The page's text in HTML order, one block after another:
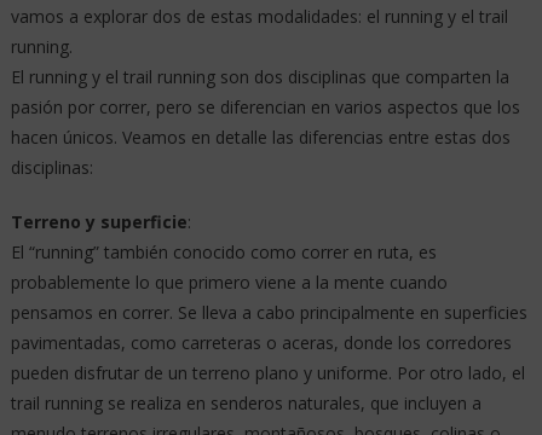
vamos a explorar dos de estas modalidades: el running y el trail
running.
El running y el trail running son dos disciplinas que comparten la
pasión por correr, pero se diferencian en varios aspectos que los
hacen únicos. Veamos en detalle las diferencias entre estas dos
disciplinas:
Terreno y superficie:
El “running” también conocido como correr en ruta, es
probablemente lo que primero viene a la mente cuando
pensamos en correr. Se lleva a cabo principalmente en superficies
pavimentadas, como carreteras o aceras, donde los corredores
pueden disfrutar de un terreno plano y uniforme. Por otro lado, el
trail running se realiza en senderos naturales, que incluyen a